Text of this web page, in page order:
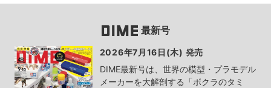
最新号
2026年7月16日(木) 発売
DIME最新号は、世界の模型・プラモデル
メーカーを大解剖する「ボクラのタミ